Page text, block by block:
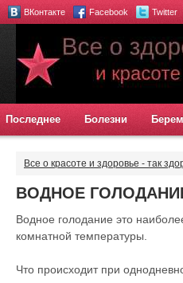
ВКонтакте Facebook Twitter
Последнее Болезни
Все о красоте и здоровье - так
ВОДНОЕ
Водное голодание это
комнатной температуры.
Что происходит при